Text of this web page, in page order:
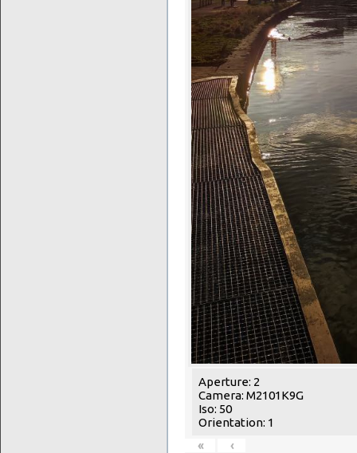
Aperture: 2
Camera: M2101K9G
Iso: 50
Orientation: 1
«
‹